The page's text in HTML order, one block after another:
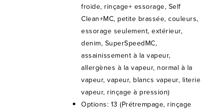
froide, rinçage+ essorage, Self
Clean+MC, petite brassée, couleurs,
essorage seulement, extérieur,
denim, SuperSpeedMC,
assainissement à la vapeur,
allergènes à la vapeur, normal à la
vapeur, vapeur, blancs vapeur, literie
vapeur, rinçage à pression)
Options: 13 (Prétrempage, rinçage